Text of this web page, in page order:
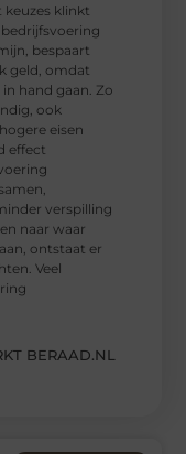
klinkt
bespaart
geld, omdat
hand gaan. Zo
ook
eisen
effect
verspilling
naar waar
ontstaat er
Veel
BERAAD.NL